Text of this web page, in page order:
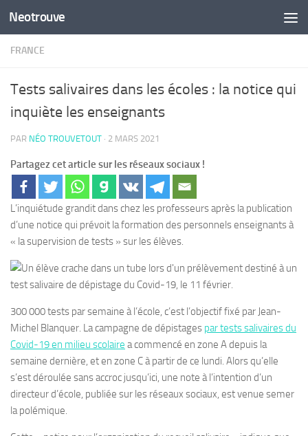
Skip to content
Neotrouve
FRANCE
Tests salivaires dans les écoles : la notice qui
inquiète les enseignants
PAR NÉO TROUVETOUT · 2 MARS 2021
Partagez cet article sur les réseaux sociaux !
L’inquiétude grandit dans chez les professeurs après la publication
d’une notice qui prévoit la formation des personnels enseignants à
« la supervision de tests » sur les élèves.
300 000 tests par semaine à l’école, c’est l’objectif fixé par Jean-
Michel Blanquer. La campagne de dépistages par tests salivaires du
Covid-19 en milieu scolaire a commencé en zone A depuis la
semaine dernière, et en zone C à partir de ce lundi. Alors qu’elle
s’est déroulée sans accroc jusqu’ici, une note à l’intention d’un
directeur d’école, publiée sur les réseaux sociaux, est venue semer
la polémique.